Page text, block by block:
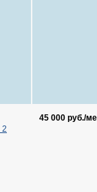
2
45 000 руб./